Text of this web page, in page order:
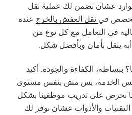
عشان نضمن لك عملية نقل
في نقل العفش بالخرج عنده
في التعامل مع كل نوع من
ينقل بأمان وبأفضل شكل.
ببساطة، الكفاءة والجودة. أكيد
الخدمة، بس مش بنفس مستوى
نحرص على تدريب موظفينا بشكل
والأدوات عشان نوفر لك